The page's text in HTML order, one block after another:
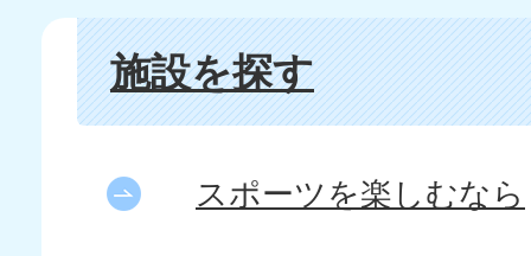
施設を探す
スポーツを楽しむなら